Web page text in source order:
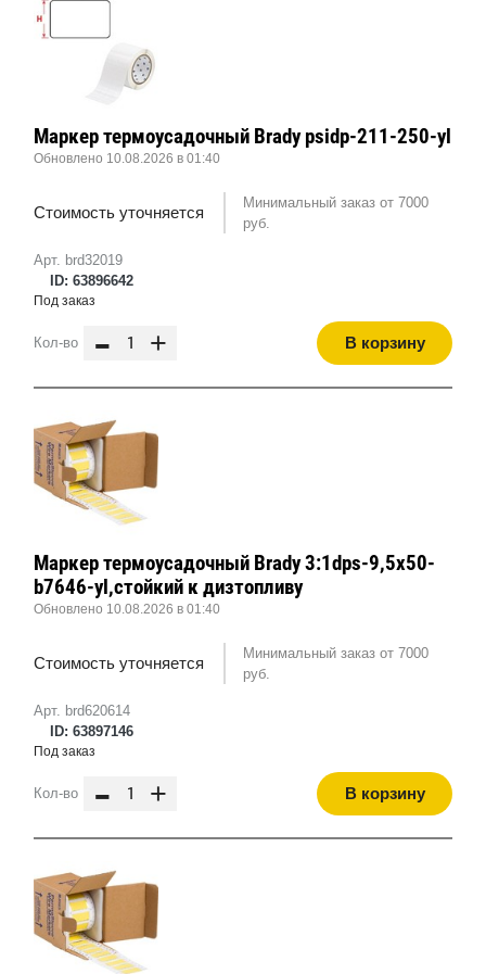
Арт. brd32019
ID: 63896642
Маркер термоусадочный Brady psidp-211-250-yl
Обновлено 10.08.2026 в 01:40
Стоимость уточняется
Минимальный заказ от 7000
руб.
Под заказ
Кол-во - + В корзину
Арт. brd620614
ID: 63897146
Маркер термоусадочный Brady 3:1dps-9,5x50-
b7646-yl,стойкий к дизтопливу
Обновлено 10.08.2026 в 01:40
Стоимость уточняется
Минимальный заказ от 7000
руб.
Под заказ
Кол-во - + В корзину